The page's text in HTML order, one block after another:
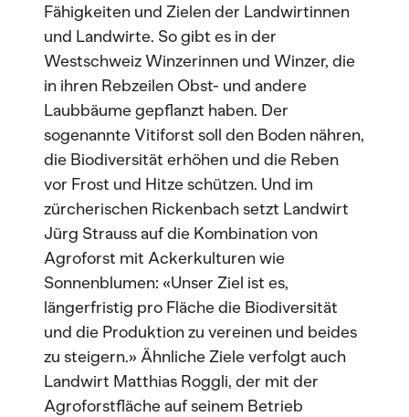
Fähigkeiten und Zielen der Landwirtinnen
und Landwirte. So gibt es in der
Westschweiz Winzerinnen und Winzer, die
in ihren Rebzeilen Obst- und andere
Laubbäume gepflanzt haben. Der
sogenannte Vitiforst soll den Boden nähren,
die Biodiversität erhöhen und die Reben
vor Frost und Hitze schützen. Und im
zürcherischen Rickenbach setzt Landwirt
Jürg Strauss auf die Kombination von
Agroforst mit Ackerkulturen wie
Sonnenblumen: «Unser Ziel ist es,
längerfristig pro Fläche die Biodiversität
und die Produktion zu vereinen und beides
zu steigern.» Ähnliche Ziele verfolgt auch
Landwirt Matthias Roggli, der mit der
Agroforstfläche auf seinem Betrieb